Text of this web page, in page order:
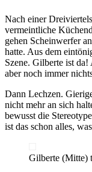
Nach einer
vermeintliche
gehen Scheinwerfer
hatte. Aus dem
Szene. Gilberte ist
aber noch immer
Dann Lechzen.
nicht mehr an sich
bewusst die
ist das schon alles,
Gilberte (Mitte)